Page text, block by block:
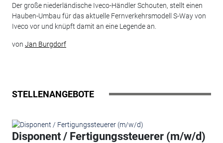
Der große niederländische Iveco-Händler Schouten, stellt einen
Hauben-Umbau für das aktuelle Fernverkehrsmodell S-Way von
Iveco vor und knüpft damit an eine Legende an.
von Jan Burgdorf
STELLENANGEBOTE
Disponent / Fertigungssteuerer (m/w/d)